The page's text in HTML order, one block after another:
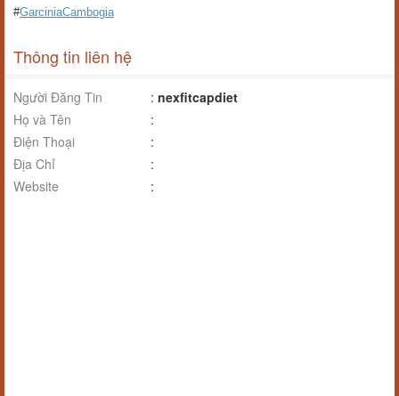
#GarciniaCambogia
Thông tin liên hệ
Người Đăng Tin : nexfitcapdiet
Họ và Tên
:
Điện Thoại
:
Địa Chỉ
:
Website
: